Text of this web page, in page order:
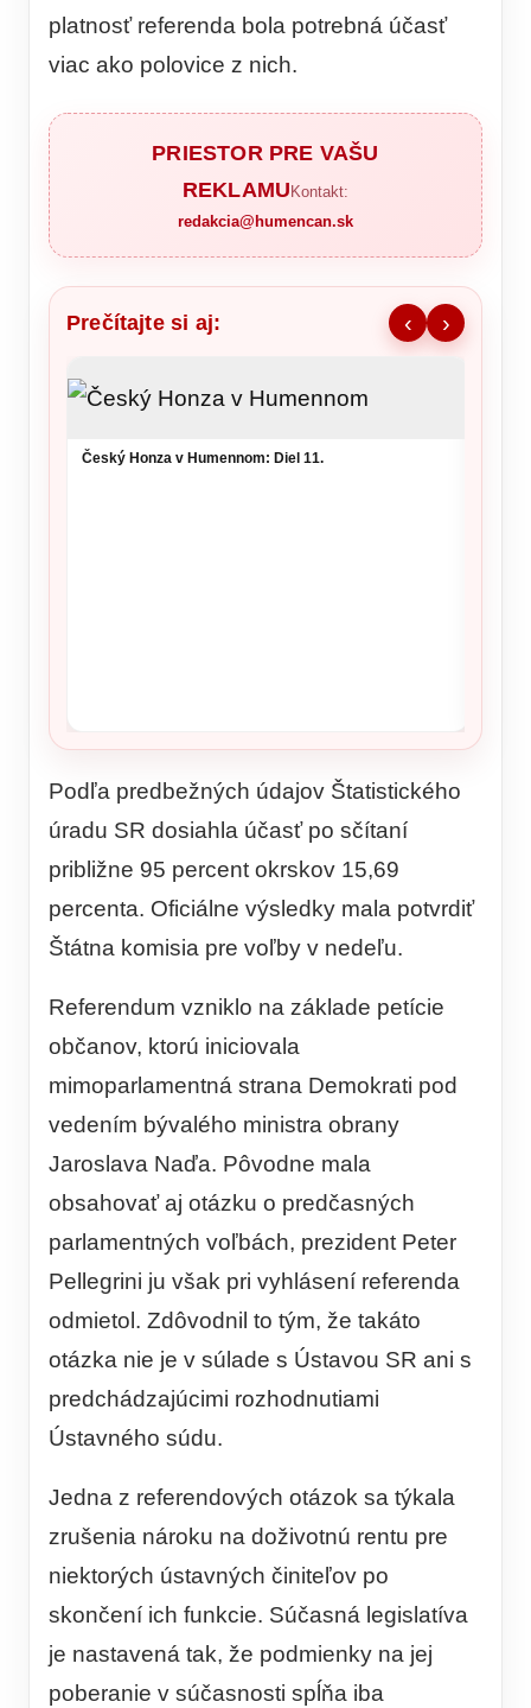
platnosť referenda bola potrebná účasť
viac ako polovice z nich.
PRIESTOR PRE VAŠU
REKLAMU Kontakt:
redakcia@humencan.sk
Prečítajte si aj: ‹ ›
Český Honza v Humennom: Diel 11.
Podľa predbežných údajov Štatistického
úradu SR dosiahla účasť po sčítaní
približne 95 percent okrskov 15,69
percenta. Oficiálne výsledky mala potvrdiť
Štátna komisia pre voľby v nedeľu.
Referendum vzniklo na základe petície
občanov, ktorú iniciovala
mimoparlamentná strana Demokrati pod
vedením bývalého ministra obrany
Jaroslava Naďa. Pôvodne mala
obsahovať aj otázku o predčasných
parlamentných voľbách, prezident Peter
Pellegrini ju však pri vyhlásení referenda
odmietol. Zdôvodnil to tým, že takáto
otázka nie je v súlade s Ústavou SR ani s
predchádzajúcimi rozhodnutiami
Ústavného súdu.
Jedna z referendových otázok sa týkala
zrušenia nároku na doživotnú rentu pre
niektorých ústavných činiteľov po
skončení ich funkcie. Súčasná legislatíva
je nastavená tak, že podmienky na jej
poberanie v súčasnosti spĺňa iba